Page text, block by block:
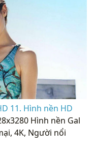
11. Hình nền HD
Hình nền Gal
4K, Người nổi